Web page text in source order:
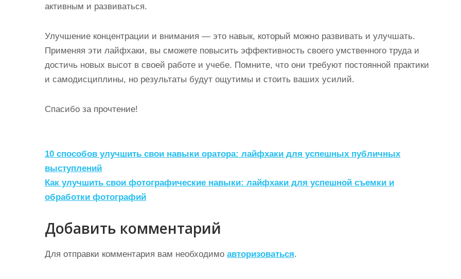
активным и развиваться.
Улучшение концентрации и внимания — это навык, который можно развивать и улучшать.
Применяя эти лайфхаки, вы сможете повысить эффективность своего умственного труда и
достичь новых высот в своей работе и учебе. Помните, что они требуют постоянной практики
и самодисциплины, но результаты будут ощутимы и стоить ваших усилий.
Спасибо за прочтение!
Н
а
в
и
г
а
ц
10 способов улучшить свои навыки оратора: лайфхаки для успешных публичных
выступлений
Как улучшить свои фотографические навыки: лайфхаки для успешной съемки и
обработки фотографий
Добавить комментарий
Для отправки комментария вам необходимо авторизоваться.